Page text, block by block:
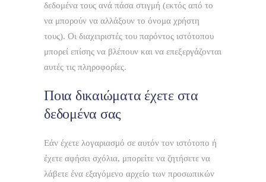
δεδομένα τους ανά πάσα στιγμή (εκτός από το
να μπορούν να αλλάξουν το όνομα χρήστη
τους). Οι διαχειριστές του παρόντος ιστότοπου
μπορεί επίσης να βλέπουν και να επεξεργάζονται
αυτές τις πληροφορίες.
Ποια δικαιώματα έχετε στα
δεδομένα σας
Εάν έχετε λογαριασμό σε αυτόν τον ιστότοπο ή
έχετε αφήσει σχόλια, μπορείτε να ζητήσετε να
λάβετε ένα εξαγόμενο αρχείο των προσωπικών